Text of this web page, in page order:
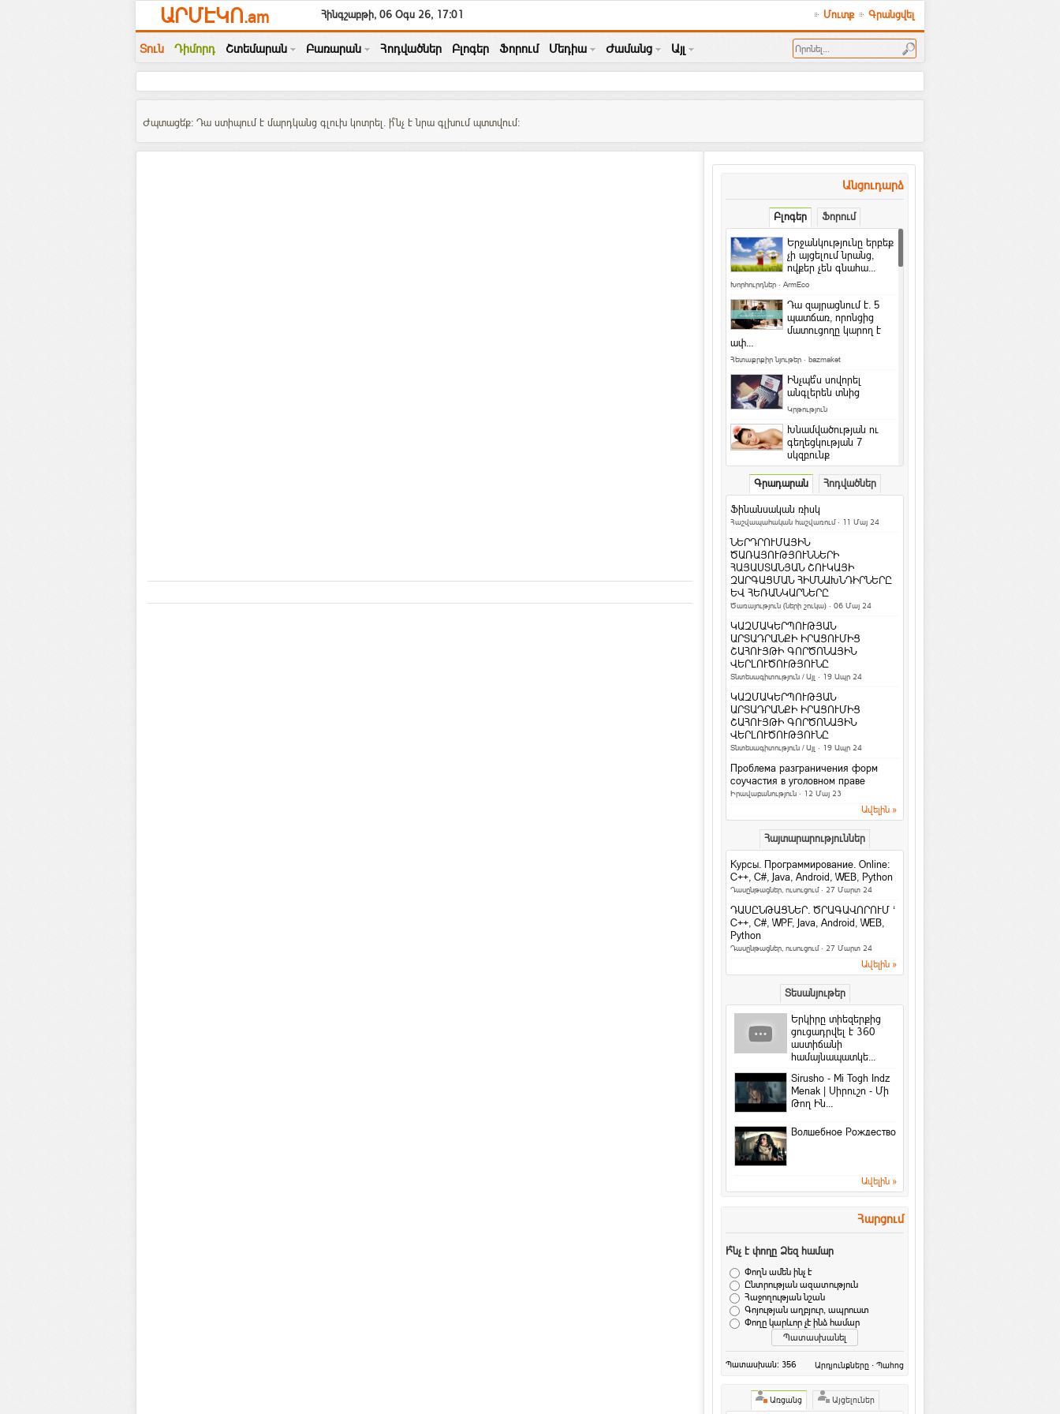
ԱՐՄԷԿՈ.am Հինգշաբթի, 06 Օգս 26, 17:01 Մուտք Գրանցվել
Տուն Դիմորդ Շտեմարան Բառարան Հոդվածներ Բլոգեր Ֆորում Մեդիա Ժամանց Այլ
Ժպտացե՛ք: Դա ստիպում է մարդկանց գլուխ կոտրել. ի՞նչ է նրա գլխում պտտվում:
Անցուդարձ
Բլոգեր Ֆորում
Երջանկությունը երբեք
չի այցելում նրանց,
ովքեր չեն գնահա...
Խորհուրդներ · ArmEco
Դա զայրացնում է․ 5
պատճառ, որոնցից
մատուցողը կարող է
ափ...
Հետաքրքիր նյութեր · bazmaket
Ինչպե՞ս սովորել
անգլերեն տնից
Կրթություն
Խնամվածության ու
գեղեցկության 7
սկզբունք
Ի՞նչ դաջվածքներ են
նախընտրում հայերը և
արդյո՞ք հասկանու...
Երկնագույն աչքերով կատուն
համացանցի աստղ է դարձել
Տեսանյութեր / Ֆոտո
Ամանոր 2016` Կարմիր կամ Կրակե
Տոներ և օրեր
Կենդանակերպի
ամենա-ամենա
նշանները. իմացիր, թե
ինչով ես ...
Հասարակություն
4 հարց մտավոր կարողությունները
ստուգելու համար
3 գաղտնիք, որոնք տղամարդիկ
երբեք չեն բարձրաձայնում
տվյալների մշակման
կենտրոնը կաշխատի
քամու...
Համացանց ·rafoaper777
Все женщины продажны /Б. Шоу
На русском / In english
6 պարզ միջոց՝ ամուսնությունը
երջանիկ դարձնելու համար
Երջանկությունն ափի մեջ
Խորհուրդներ
Հրաշք Աղջիկ
Մտորումներ
4 լավագույն բանջարեղեն կանանց
համար
Հետաքրքիր նյութեր·Gevok
Գնահատի՛ր այն, ինչ ունես…
Խորհուրդներ
Պատասխանեք 4 հարցերի և
ստուգեք ձեր բնավորությունը
Ես սիրում եմ քեզ
Մտորումներ ·ArmEco
Ետ դարձիր նորից
Մտորումներ ·ArmEco
Ինչի՞ տարի է 2015 թվականը
ArmEco
Խորհուրդներ ձմռանը
Խորհուրդներ
Սերը գործողություն է. առակ
Գրադարան Հոդվածներ
Ֆինանսական ռիսկ
Հաշվապահական հաշվառում· 11 Մայ 24
ՆԵՐԴՐՈՒՄԱՅԻՆ
ԾԱՌԱՅՈՒԹՅՈՒՆՆԵՐԻ
ՀԱՅԱՍՏԱՆՅԱՆ ՇՈՒԿԱՅԻ
ԶԱՐԳԱՑՄԱՆ ՀԻՄՆԱԽՆԴԻՐՆԵՐԸ
ԵՎ ՀԵՌԱՆԿԱՐՆԵՐԸ
Ծառայություն (ների շուկա) · 06 Մայ 24
ԿԱԶՄԱԿԵՐՊՈՒԹՅԱՆ
ԱՐՏԱԴՐԱՆՔԻ ԻՐԱՑՈՒՄԻՑ
ՇԱՀՈՒՅԹԻ ԳՈՐԾՈՆԱՅԻՆ
ՎԵՐԼՈՒԾՈՒԹՅՈՒՆԸ
Տնտեսագիտություն / Այլ · 19 Ապր 24
ԿԱԶՄԱԿԵՐՊՈՒԹՅԱՆ
ԱՐՏԱԴՐԱՆՔԻ ԻՐԱՑՈՒՄԻՑ
ՇԱՀՈՒՅԹԻ ԳՈՐԾՈՆԱՅԻՆ
ՎԵՐԼՈՒԾՈՒԹՅՈՒՆԸ
Տնտեսագիտություն / Այլ · 19 Ապր 24
Проблема разграничения форм
соучастия в уголовном праве
Իրավաբանություն · 12 Մայ 23
Ավելին »
Հայտարարություններ
Курсы. Программирование. Online:
C++, C#, Java, Android, WEB, Python
Դասընթացներ, ուսուցում· 27 Մարտ 24
ԴԱՍԸՆԹԱՑՆԵՐ. ԾՐԱԳԱՎՈՐՈՒՄ ‘
C++, C#, WPF, Java, Android, WEB,
Python
Դասընթացներ, ուսուցում· 27 Մարտ 24
Ավելին »
Տեսանյութեր
Երկիրը տիեզերքից
ցուցադրվել է 360
աստիճանի
համայնապատկե...
Sirusho - Mi Togh Indz
Menak | Սիրուշո - Մի
Թող Ին...
Волшебное Рождество
Ավելին »
Հարցում
Ի՞նչ է փողը Ձեզ համար
Փողն ամեն ինչ է
Ընտրության ազատություն
Հաջողության նշան
Գոյության աղբյուր, ապրուստ
Փողը կարևոր չէ ինձ համար
Արդյունքները · Պահոց
Պատասխան: 356
Առցանց Այցելուներ